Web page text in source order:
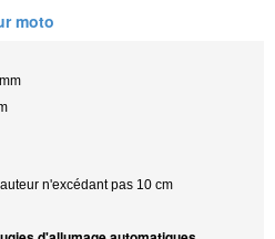
moto
n'excédant pas 10 cm